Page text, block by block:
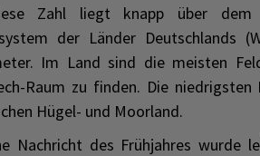
Zahl liegt knapp über
der Länder Deutschlands
Im Land sind die meisten
Raum zu finden. Die
Hügel- und Moorland.
Nachricht des Frühjahres